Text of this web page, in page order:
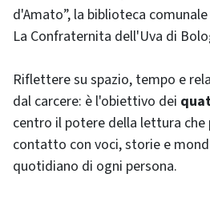
d'Amato”, la biblioteca
La Confraternita dell'Uva di
Riflettere su spazio, tempo e
dal carcere: è l'obiettivo dei
centro il potere della lettura
contatto con voci, storie e
quotidiano di ogni persona.